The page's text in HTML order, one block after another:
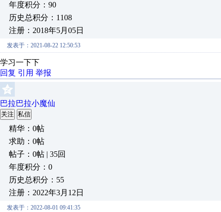
年度积分：90
历史总积分：1108
注册：2018年5月05日
发表于：2021-08-22 12:50:53
学习一下下
回复 引用 举报
巴拉巴拉小魔仙
关注 私信
精华：0帖
求助：0帖
帖子：0帖 | 35回
年度积分：0
历史总积分：55
注册：2022年3月12日
发表于：2022-08-01 09:41:35